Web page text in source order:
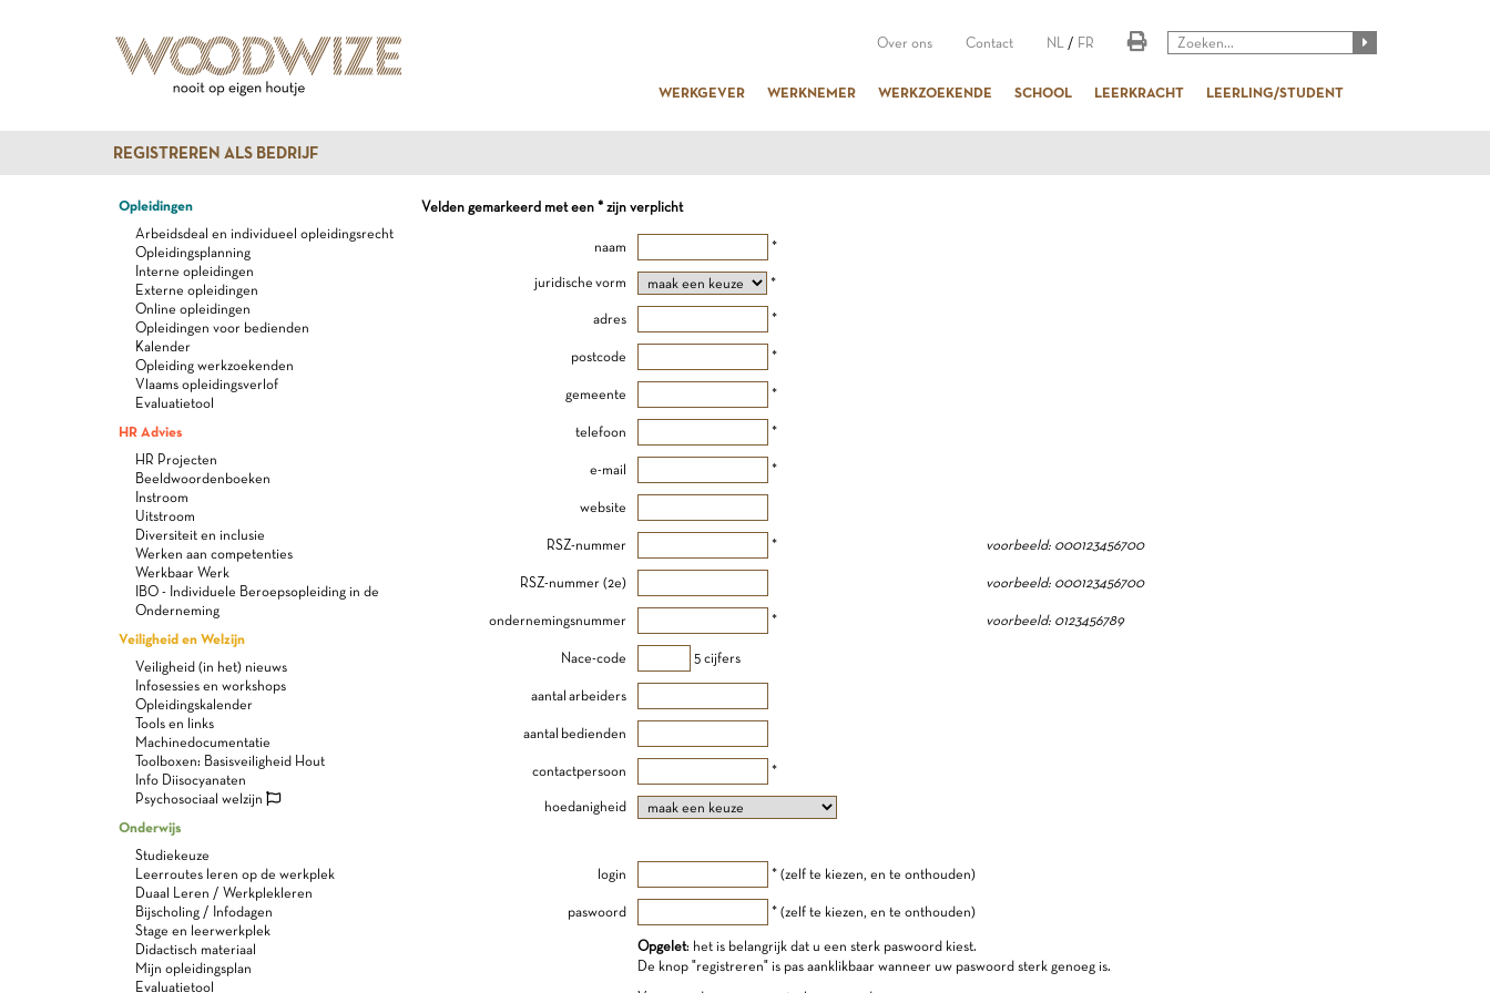
Over ons Contact NL / FR
WERKGEVER WERKNEMER WERKZOEKENDE SCHOOL LEERKRACHT LEERLING/STUDENT
REGISTREREN ALS BEDRIJF
Opleidingen
Arbeidsdeal en individueel opleidingsrecht
Opleidingsplanning
Interne opleidingen
Externe opleidingen
Online opleidingen
Opleidingen voor bedienden
Kalender
Opleiding werkzoekenden
Vlaams opleidingsverlof
Evaluatietool
HR Advies
HR Projecten
Beeldwoordenboeken
Instroom
Uitstroom
Diversiteit en inclusie
Werken aan competenties
Werkbaar Werk
IBO - Individuele Beroepsopleiding in de
Onderneming
Veiligheid en Welzijn
Veiligheid (in het) nieuws
Infosessies en workshops
Opleidingskalender
Tools en links
Machinedocumentatie
Toolboxen: Basisveiligheid Hout
Info Diisocyanaten
Psychosociaal welzijn
Onderwijs
Studiekeuze
Leerroutes leren op de werkplek
Duaal Leren / Werkplekleren
Bijscholing / Infodagen
Stage en leerwerkplek
Didactisch materiaal
Mijn opleidingsplan
Evaluatietool
Velden gemarkeerd met een * zijn verplicht
naam *
juridische vorm *
adres *
postcode *
gemeente *
telefoon *
e-mail *
website
RSZ-nummer * voorbeeld: 000123456700
RSZ-nummer (2e) voorbeeld: 000123456700
ondernemingsnummer * voorbeeld: 0123456789
Nace-code 5 cijfers
aantal arbeiders
aantal bedienden
contactpersoon *
hoedanigheid
login * (zelf te kiezen, en te onthouden)
paswoord * (zelf te kiezen, en te onthouden)
Opgelet: het is belangrijk dat u een sterk paswoord kiest.
De knop "registreren" is pas aanklikbaar wanneer uw paswoord sterk genoeg is.